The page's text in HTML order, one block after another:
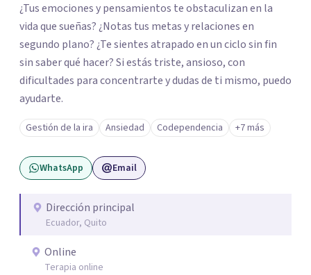
¿Tus emociones y pensamientos te obstaculizan en la
vida que sueñas? ¿Notas tus metas y relaciones en
segundo plano? ¿Te sientes atrapado en un ciclo sin fin
sin saber qué hacer? Si estás triste, ansioso, con
dificultades para concentrarte y dudas de ti mismo, puedo
ayudarte.
Gestión de la ira Ansiedad Codependencia +7 más
WhatsApp Email
Dirección principal
Ecuador, Quito
Online
Terapia online